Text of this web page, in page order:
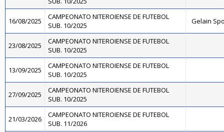
16/08/2025
CAMPEONATO NITEROIENSE DE FUTEBOL
SUB. 10/2025
Gelain
23/08/2025
CAMPEONATO NITEROIENSE DE FUTEBOL
SUB. 10/2025
13/09/2025
CAMPEONATO NITEROIENSE DE FUTEBOL
SUB. 10/2025
27/09/2025
CAMPEONATO NITEROIENSE DE FUTEBOL
SUB. 10/2025
21/03/2026
CAMPEONATO NITEROIENSE DE FUTEBOL
SUB. 11/2026